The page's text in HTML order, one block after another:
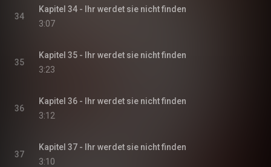
34
Kapitel 34 - Ihr werdet sie nicht finden
3:07
35
Kapitel 35 - Ihr werdet sie nicht finden
3:23
36
Kapitel 36 - Ihr werdet sie nicht finden
3:12
37
Kapitel 37 - Ihr werdet sie nicht finden
3:10